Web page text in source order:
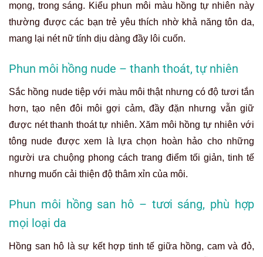
mọng, trong sáng. Kiểu phun môi màu hồng tự nhiên này
thường được các bạn trẻ yêu thích nhờ khả năng tôn da,
mang lại nét nữ tính dịu dàng đầy lôi cuốn.
Phun môi hồng nude – thanh thoát, tự nhiên
Sắc hồng nude tiệp với màu môi thật nhưng có độ tươi tắn
hơn, tạo nên đôi môi gợi cảm, đầy đặn nhưng vẫn giữ
được nét thanh thoát tự nhiên. Xăm môi hồng tự nhiên với
tông nude được xem là lựa chọn hoàn hảo cho những
người ưa chuộng phong cách trang điểm tối giản, tinh tế
nhưng muốn cải thiện độ thâm xỉn của môi.
Phun môi hồng san hô – tươi sáng, phù hợp
mọi loại da
Hồng san hô là sự kết hợp tinh tế giữa hồng, cam và đỏ,